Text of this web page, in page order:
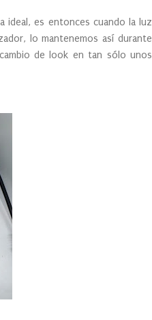
ideal, es entonces cuando la luz
lo mantenemos así durante
de look en tan sólo unos